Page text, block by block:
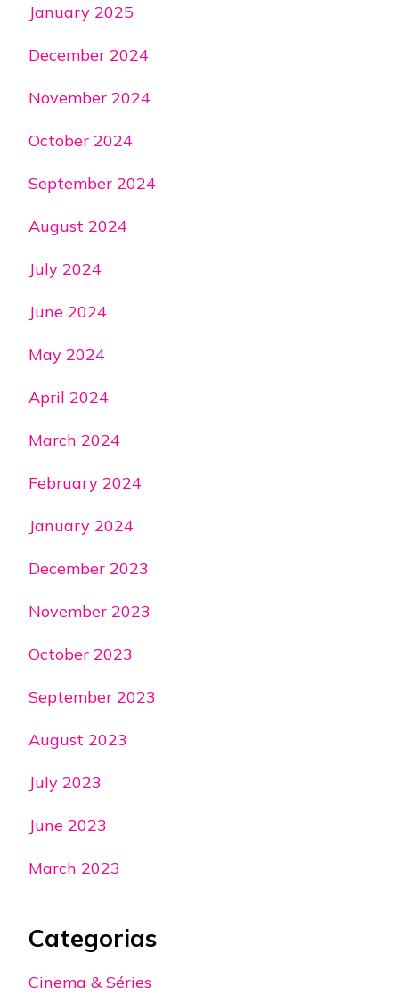
January 2025
December 2024
November 2024
October 2024
September 2024
August 2024
July 2024
June 2024
May 2024
April 2024
March 2024
February 2024
January 2024
December 2023
November 2023
October 2023
September 2023
August 2023
July 2023
June 2023
March 2023
Categorias
Cinema & Séries